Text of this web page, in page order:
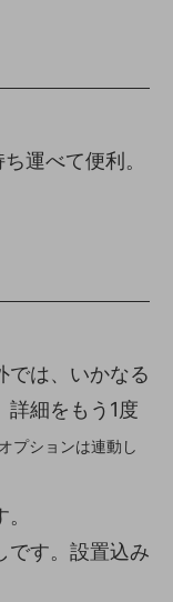
運べて便利。
では、いかなる
詳細をもう1度
プションは連動し
です。設置込み